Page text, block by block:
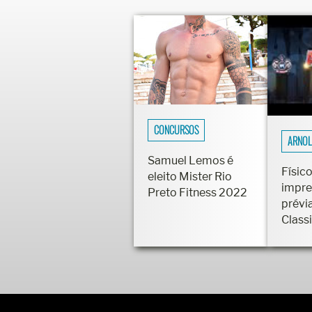
CONCURSOS
Samuel Lemos é
eleito Mister Rio
Preto Fitness 2022